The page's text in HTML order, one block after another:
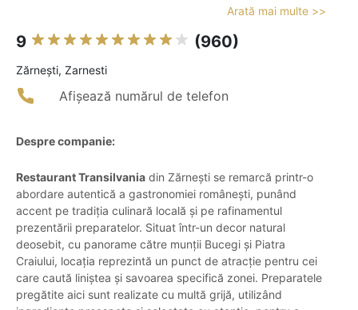
Arată mai multe >>
9 (960)
Zărneşti, Zarnesti
Afișează numărul de telefon
Despre companie:
Restaurant Transilvania din Zărnești se remarcă printr-o
abordare autentică a gastronomiei românești, punând
accent pe tradiția culinară locală și pe rafinamentul
prezentării preparatelor. Situat într-un decor natural
deosebit, cu panorame către munții Bucegi și Piatra
Craiului, locația reprezintă un punct de atracție pentru cei
care caută liniștea și savoarea specifică zonei. Preparatele
pregătite aici sunt realizate cu multă grijă, utilizând